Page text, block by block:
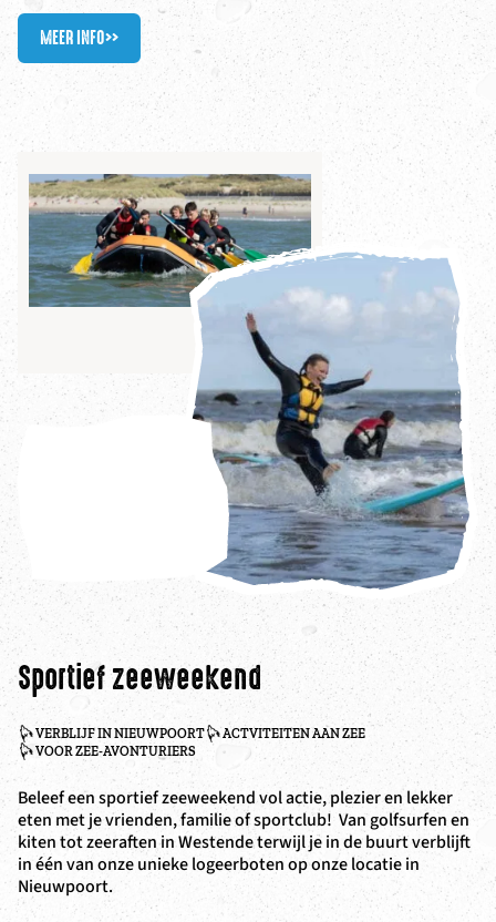
MEER INFO>>
Sportief zeeweekend
VERBLIJF IN NIEUWPOORT
ACTVITEITEN AAN ZEE
VOOR ZEE-AVONTURIERS
Beleef een sportief zeeweekend vol actie, plezier en lekker
eten met je vrienden, familie of sportclub! Van golfsurfen en
kiten tot zeeraften in Westende terwijl je in de buurt verblijft
in één van onze unieke logeerboten op onze locatie in
Nieuwpoort.